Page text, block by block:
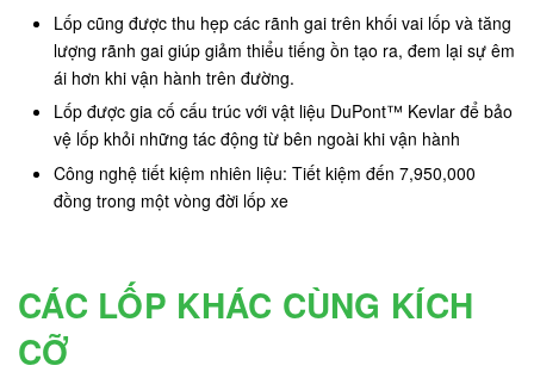
Lốp cũng được thu hẹp các rãnh gai trên khối vai lốp và tăng
lượng rãnh gai giúp giảm thiểu tiếng ồn tạo ra, đem lại sự êm
ái hơn khi vận hành trên đường.
Lốp được gia cố cấu trúc với vật liệu DuPont™ Kevlar để bảo
vệ lốp khỏi những tác động từ bên ngoài khi vận hành
Công nghệ tiết kiệm nhiên liệu: Tiết kiệm đến 7,950,000
đồng trong một vòng đời lốp xe
CÁC LỐP KHÁC CÙNG KÍCH
CỠ